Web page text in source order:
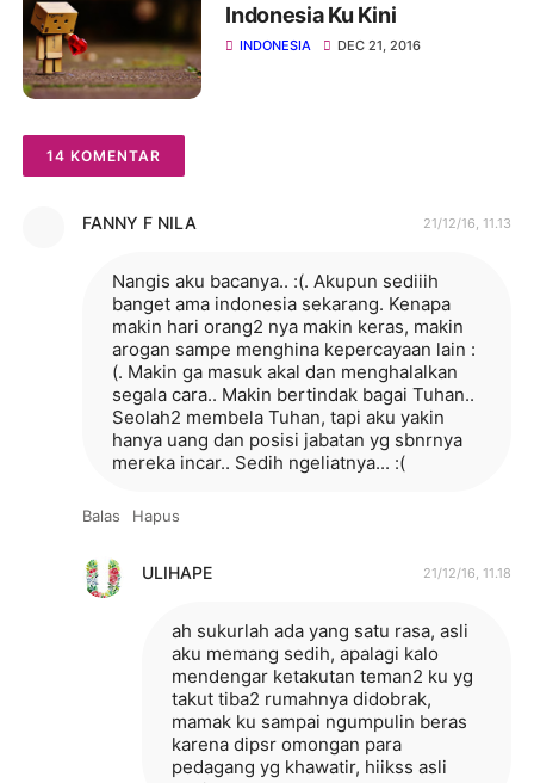
Indonesia Ku Kini
INDONESIA DEC 21, 2016
14 KOMENTAR
FANNY F NILA 21/12/16, 11.13
Nangis aku bacanya.. :(. Akupun sediiih
banget ama indonesia sekarang. Kenapa
makin hari orang2 nya makin keras, makin
arogan sampe menghina kepercayaan lain :
(. Makin ga masuk akal dan menghalalkan
segala cara.. Makin bertindak bagai Tuhan..
Seolah2 membela Tuhan, tapi aku yakin
hanya uang dan posisi jabatan yg sbnrnya
mereka incar.. Sedih ngeliatnya... :(
Balas Hapus
ULIHAPE 21/12/16, 11.18
ah sukurlah ada yang satu rasa, asli
aku memang sedih, apalagi kalo
mendengar ketakutan teman2 ku yg
takut tiba2 rumahnya didobrak,
mamak ku sampai ngumpulin beras
karena dipsr omongan para
pedagang yg khawatir, hiikss asli